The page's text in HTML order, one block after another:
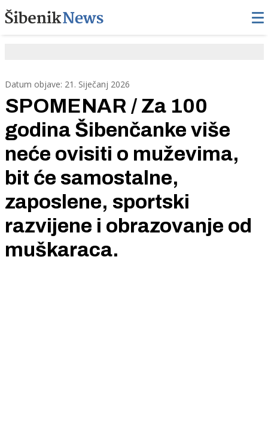
Datum objave: 21. Siječanj 2026
SPOMENAR / Za 100
godina Šibenčanke više
neće ovisiti o muževima,
bit će samostalne,
zaposlene, sportski
razvijene i obrazovanje od
muškaraca.